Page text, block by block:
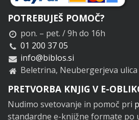
POTREBUJEŠ POMOČ?
pon. – pet. / 9h do 16h
01 200 37 05
info@biblos.si
Beletrina, Neubergerjeva
PRETVORBA KNJIG V E-
Nudimo svetovanje in pomoč pri
standardne e-knjižne formate po